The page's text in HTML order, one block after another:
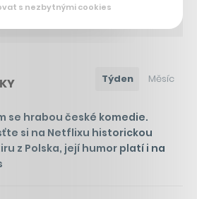
Týden Měsíc
se hrabou české komedie.
si na Netflixu historickou
z Polska, její humor platí i na
s nezbytnými cookies